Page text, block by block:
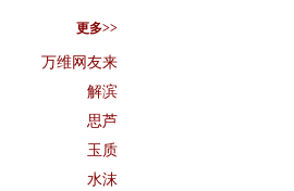
更多>>
万维网友来
解滨
思芦
玉质
水沫